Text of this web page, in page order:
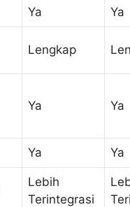
Ya Ya
Lengkap
Ya Ya
Ya Ya
Lebih
Terintegrasi